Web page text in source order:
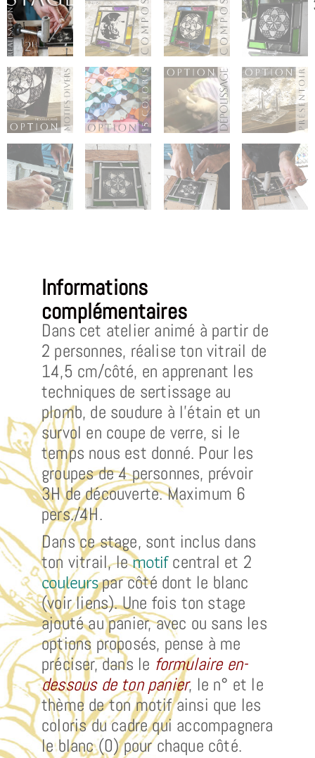
Informations
complémentaires
Dans cet atelier animé à partir de
2 personnes, réalise ton vitrail de
14,5 cm/côté, en apprenant les
techniques de sertissage au
plomb, de soudure à l’étain et un
survol en coupe de verre, si le
temps nous est donné. Pour les
groupes de 4 personnes, prévoir
3H de découverte. Maximum 6
pers./4H.
Dans ce stage, sont inclus dans
ton vitrail, lemotifcentral et 2
couleurspar côté dont le blanc
(voir liens). Une fois ton stage
ajouté au panier, avec ou sans les
options proposés, pense à me
préciser, dans le formulaire en-
dessous de ton panier, le n° et le
thème de ton motif ainsi que les
coloris du cadre qui accompagnera
le blanc (0) pour chaque côté.